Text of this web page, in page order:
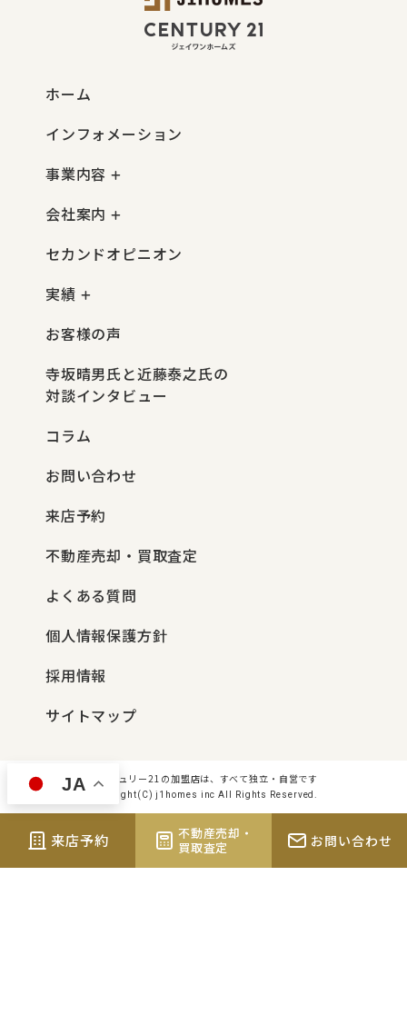
ホーム
インフォメーション
事業内容
会社案内
セカンドオピニオン
実績
お客様の声
寺坂晴男氏と近藤泰之氏の
対談インタビュー
コラム
お問い合わせ
来店予約
不動産売却・買取査定
よくある質問
個人情報保護方針
採用情報
サイトマップ
センチュリー21の加盟店は、すべて独立・自営です
Copyright(C) j1homes inc All Rights Reserved.
来店予約
不動産売却・
買取査定
お問い合わせ
JA